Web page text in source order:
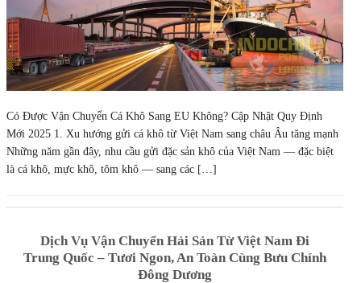
Có Được Vận Chuyển Cá Khô Sang EU Không? Cập Nhật Quy Định
Mới 2025 1. Xu hướng gửi cá khô từ Việt Nam sang châu Âu tăng mạnh
Những năm gần đây, nhu cầu gửi đặc sản khô của Việt Nam — đặc biệt
là cá khô, mực khô, tôm khô — sang các […]
Dịch Vụ Vận Chuyển Hải Sản Từ Việt Nam Đi
Trung Quốc – Tươi Ngon, An Toàn Cùng Bưu Chính
Đông Dương